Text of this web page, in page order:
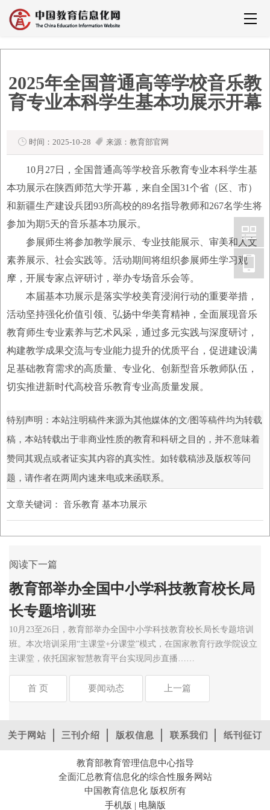
2025年全国普通高等学校音乐教
育专业本科学生基本功展示开幕
时间：2025-10-28 来源：教育部官网
10月27日，全国普通高等学校音乐教育专业本科学生基
本功展示在陕西师范大学开幕，来自全国31个省（区、市）
和新疆生产建设兵团93所高校的89名指导教师和267名学生将
参加为期5天的音乐基本功展示。
参展师生将参加教学展示、专业技能展示、审美和人文
素养展示、社会实践等。活动期间将组织参展师生学习观
摩，开展专家点评研讨，举办专场音乐会等。
本届基本功展示是落实学校美育浸润行动的重要举措，
活动坚持强化价值引领、弘扬中华美育精神，全面展现音乐
教育师生专业素养与艺术风采，通过多元实践与深度研讨，
构建教学成果交流与专业能力提升的优质平台，促进建设满
足基础教育需求的高质量、专业化、创新型音乐教师队伍，
切实推进新时代高校音乐教育专业高质量发展。
特别声明：本站注明稿件来源为其他媒体的文/图等稿件均为转载
稿，本站转载出于非商业性质的教育和科研之目的，并不意味着
赞同其观点或者证实其内容的真实性。如转载稿涉及版权等问
题，请作者在两周内速来电或来函联系。
文章关键词： 音乐教育 基本功展示
阅读下一篇
教育部举办全国中小学科技教育校长局
长专题培训班
10月23至26日，教育部举办全国中小学科技教育校长局长专题培训
班。本次培训采用“主课堂+分课堂”模式，在国家教育行政学院设立
主课堂，依托国家智慧教育平台实现同步直播……
首 页 要闻动态 上一篇
关于网站 三刊介绍 版权信息 联系我们 纸刊征订
教育部教育管理信息中心指导
全面汇总教育信息化的综合性服务网站
中国教育信息化 版权所有
手机版 | 电脑版